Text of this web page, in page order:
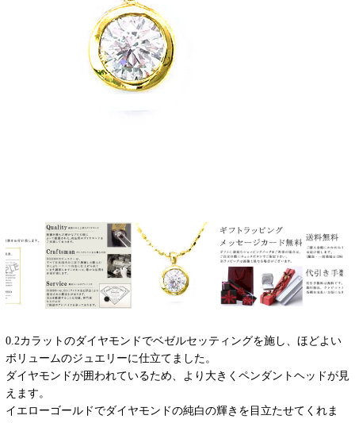
0.2カラットのダイヤモンドでベゼルセッティングを施し、ほどよい
ボリュームのジュエリーに仕立てました。
ダイヤモンドが囲われているため、より大きくペンダントヘッドが見
えます。
イエローゴールドでダイヤモンドの純白の輝きを目立たせてくれま